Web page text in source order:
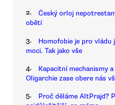
2.
Český orloj
obětí
3.
Homofobie je pro vládu
moci. Tak jako vše
4.
Kapacitní mechanismy
Oligarchie zase obere nás
5.
Proč děláme AltPrajd?